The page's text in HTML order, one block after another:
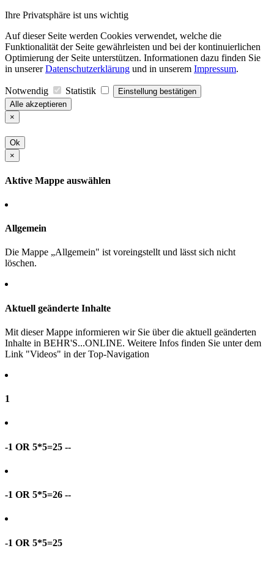
Ihre Privatsphäre ist uns wichtig
Auf dieser Seite werden Cookies verwendet, welche die
Funktionalität der Seite gewährleisten und bei der kontinuierlichen
Optimierung der Seite unterstützen. Informationen dazu finden Sie
in unsererDatenschutzerklärung und in unserem Impressum.
Notwendig Statistik
Einstellung bestätigen
Alle akzeptieren
×
Ok
×
Aktive Mappe auswählen
Allgemein
Die Mappe „Allgemein" ist voreingstellt und lässt sich nicht
löschen.
Aktuell geänderte Inhalte
Mit dieser Mappe informieren wir Sie über die aktuell geänderten
Inhalte in BEHR'S...ONLINE. Weitere Infos finden Sie unter dem
Link "Videos" in der Top-Navigation
1
-1 OR 5*5=25 --
-1 OR 5*5=26 --
-1 OR 5*5=25